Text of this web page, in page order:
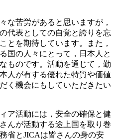
な苦労があると思いますが，
代表としての自覚と誇りを忘
とを期待しています。また，
国の人々にとって，日本人と
ものです。活動を通じて，勤
人が有する優れた特質や価値
く機会にもしていただきたい
ア活動には，安全の確保と健
んが活動する途上国を取り巻
省とJICAは皆さんの身の安